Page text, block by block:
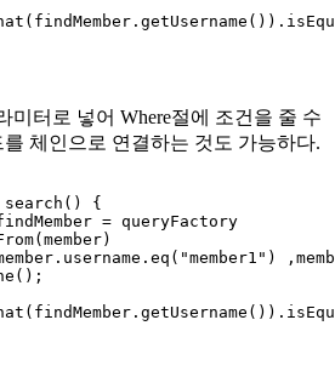
( findMember .getUsername ()) .
미터로 넣어 Where절에 조건을 줄 수
를 체인으로 연결하는 것도 가능하다.
search ()
{
= queryFactory
( member)
. username . eq ( "member1 " ) ,
() ;
( findMember .getUsername ()) .